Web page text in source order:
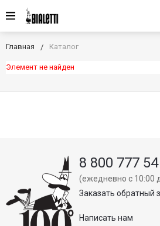
Главная Каталог
Элемент не найден
8 800 777
(ежедневно с 10:00
Заказать обратный
Написать нам